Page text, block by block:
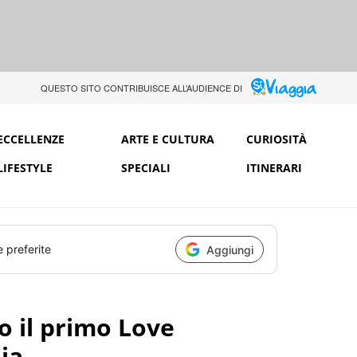
QUESTO SITO CONTRIBUISCE ALL’AUDIENCE DI
ARTE E CULTURA
CURIOSITÀ
SPECIALI ITINERARI
preferite Aggiungi
il primo Love